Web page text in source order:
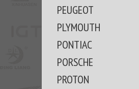
PEUGEOT
PLYMOUTH
PONTIAC
PORSCHE
PROTON